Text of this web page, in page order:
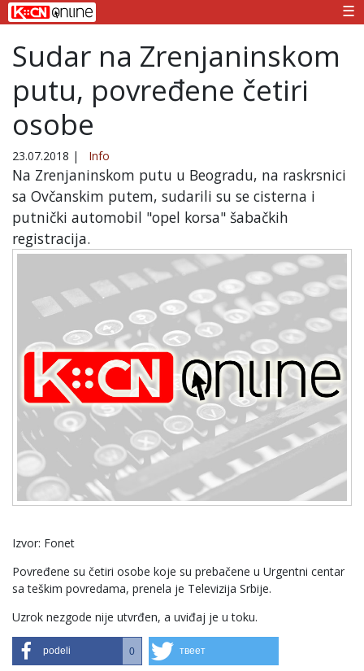
☰
Sudar na Zrenjaninskom
putu, povređene četiri
osobe
23.07.2018 | Info
Na Zrenjaninskom putu u Beogradu, na raskrsnici
sa Ovčanskim putem, sudarili su se cisterna i
putnički automobil "opel korsa" šabačkih
registracija.
Izvor: Fonet
Povređene su četiri osobe koje su prebačene u Urgentni centar
sa teškim povredama, prenela je Televizija Srbije.
Uzrok nezgode nije utvrđen, a uviđaj je u toku.
podeli 0 твеет